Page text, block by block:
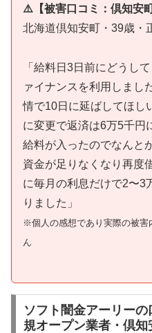
⚠️【被害口コミ：倶知安
北海道倶知安町・39歳・
「給料日3日前にどうし
ァイナンスを利用しまし
情で10日に延ばしてほし
に変更で返済は6万5千円
給料が入ったのでなんと
資金が足りなくなり再度
に毎月の利息だけで2〜3
りました」
※個人の感想であり実際の被害
ん
ソフト闇金アーリー
規オープン業者・倶知